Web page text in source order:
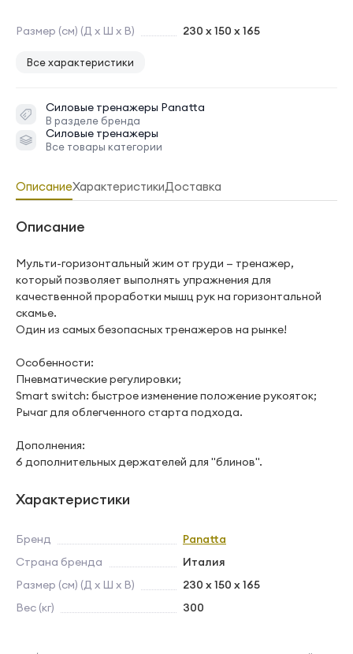
Размер (см) (Д х Ш х В) 230 x 150 x 165
Все характеристики
Силовые тренажеры Panatta
В разделе бренда
Силовые тренажеры
Все товары категории
ОписаниеХарактеристикиДоставка
Описание
Мульти-горизонтальный жим от груди — тренажер,
который позволяет выполнять упражнения для
качественной проработки мышц рук на горизонтальной
скамье.
Один из самых безопасных тренажеров на рынке!
Особенности:
Пневматические регулировки;
Smart switch: быстрое изменение положение рукояток;
Рычаг для облегченного старта подхода.
Дополнения:
6 дополнительных держателей для "блинов".
Характеристики
Бренд
Panatta
Страна бренда
Италия
Размер (см) (Д х Ш х В)
230 x 150 x 165
Вес (кг)
300